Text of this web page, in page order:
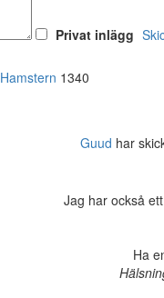
Privat inlägg
Hamstern 1340
Guud har
Jag har också
Ha